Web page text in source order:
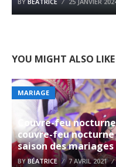
YOU MIGHT ALSO LIKE
MARIAGE
Couvre-feu nocturne
couvre-feu
saison des mariages
BYBÉATRICE 7 AVRIL 2021